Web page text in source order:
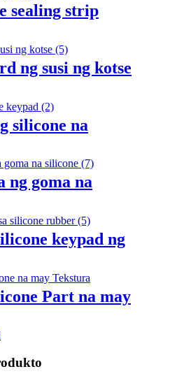
sealing strip
ng susi ng kotse
silicone na
ng goma na
keypad ng
Part na may